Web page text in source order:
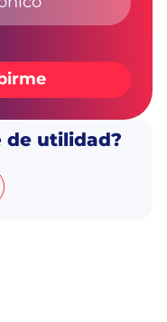
de utilidad?
resultó útil
no me resultó útil